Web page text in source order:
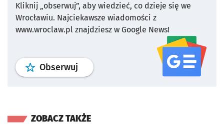
Kliknij „obserwuj”, aby wiedzieć, co dzieje się we
Wrocławiu. Najciekawsze wiadomości z
www.wroclaw.pl znajdziesz w Google News!
Obserwuj profil serwisu
ZOBACZ TAKŻE